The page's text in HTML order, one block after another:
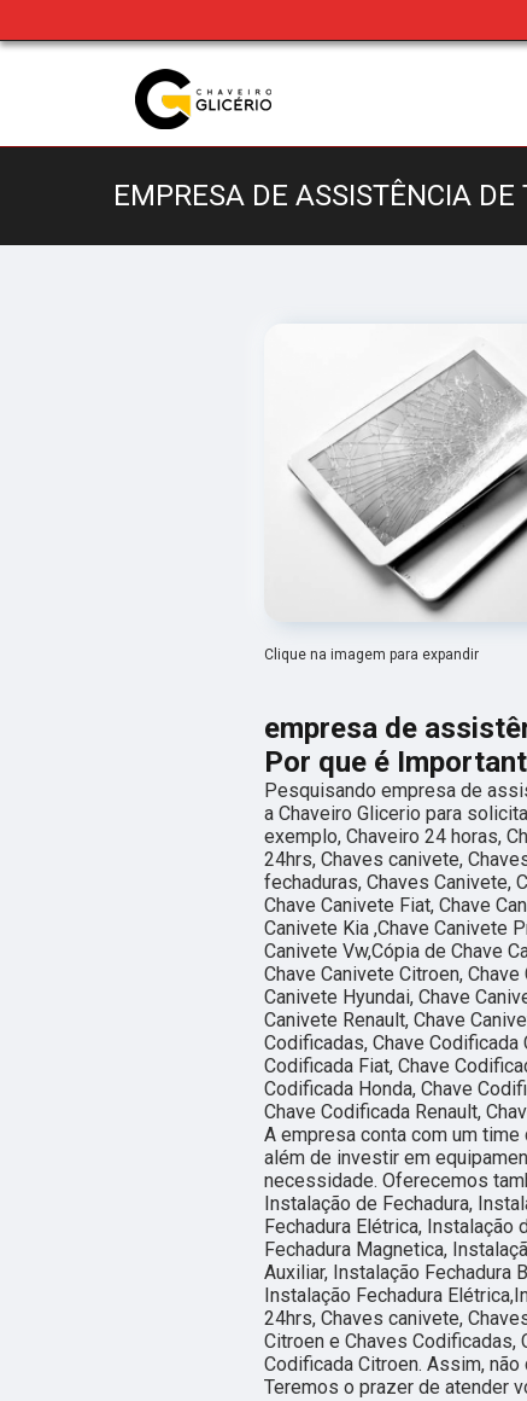
EMPRESA DE ASSISTÊNCIA
Clique na imagem para expandir
empresa de
Por que é
Pesquisando empresa de
a Chaveiro Glicerio para
exemplo, Chaveiro 24 horas,
24hrs, Chaves canivete,
fechaduras, Chaves Canivete,
Chave Canivete Fiat, Chave
Canivete Kia ,Chave Canivete
Canivete Vw,Cópia de Chave
Chave Canivete Citroen,
Canivete Hyundai, Chave
Canivete Renault, Chave
Codificadas, Chave Codificada
Codificada Fiat, Chave
Codificada Honda, Chave
Chave Codificada Renault,
A empresa conta com um
além de investir em
necessidade. Oferecemos
Instalação de Fechadura,
Fechadura Elétrica, Instalação
Fechadura Magnetica,
Auxiliar, Instalação Fechadura
Instalação Fechadura
24hrs, Chaves canivete,
Citroen e Chaves Codificadas,
Codificada Citroen. Assim,
Teremos o prazer de atender